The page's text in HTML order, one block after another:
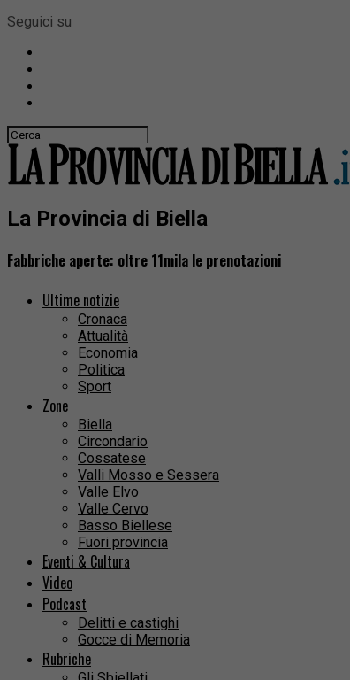
Seguici su
La Provincia di Biella
Fabbriche aperte: oltre 11mila le prenotazioni
Ultime notizie
Cronaca
Attualità
Economia
Politica
Sport
Zone
Biella
Circondario
Cossatese
Valli Mosso e Sessera
Valle Elvo
Valle Cervo
Basso Biellese
Fuori provincia
Eventi & Cultura
Video
Podcast
Delitti e castighi
Gocce di Memoria
Rubriche